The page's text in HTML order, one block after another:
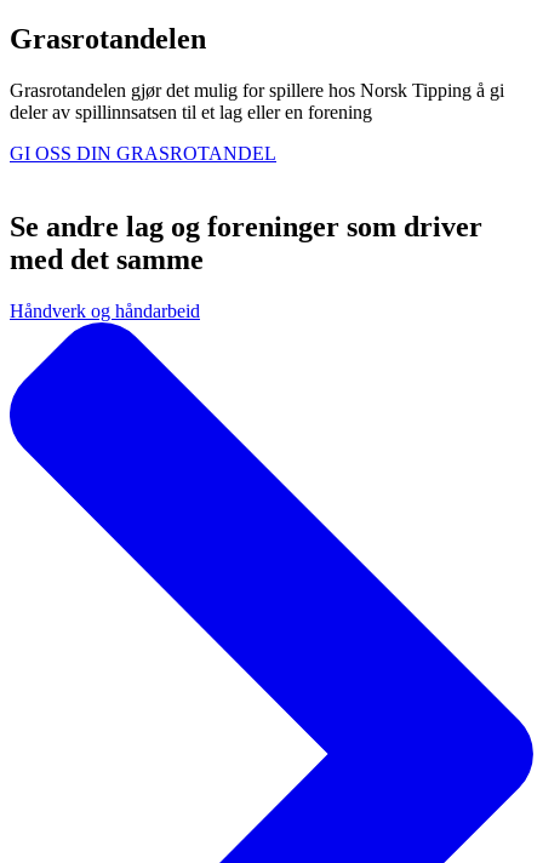
Grasrotandelen
Grasrotandelen gjør det mulig for spillere hos Norsk Tipping å gi
deler av spillinnsatsen til et lag eller en forening
GI OSS DIN GRASROTANDEL
Se andre lag og foreninger som driver
med det samme
Håndverk og håndarbeid